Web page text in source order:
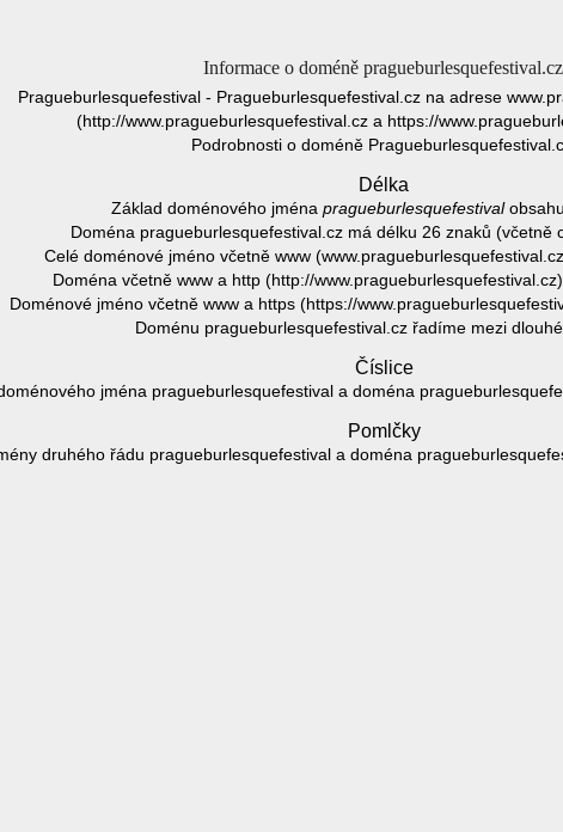
Informace o doméně pragueburlesquefestival.cz
Pragueburlesquefestival - Pragueburlesquefestival.cz na adrese
(http://www.pragueburlesquefestival.cz a https://
Podrobnosti o doméně
Délka
Základ doménového jména pragueburlesquefestival
Doména pragueburlesquefestival.cz má délku 26 znaků (včetně
Celé doménové jméno včetně www
Doména včetně www a http (http://
Doménové jméno včetně www a https (https://
Doménu pragueburlesquefestival.cz řadíme mezi
Číslice
jména pragueburlesquefestival a doména
Pomlčky
druhého řádu pragueburlesquefestival a doména